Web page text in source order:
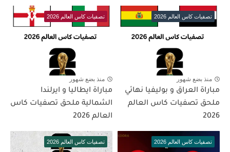
تصفيات كاس العالم 2026
منذ بضع شهور
مباراة العراق و بوليفيا نهائي
ملحق تصفيات كاس العالم
2026
تصفيات كاس العالم 2026
منذ بضع شهور
مباراة ايطاليا و ايرلندا
الشمالية ملحق تصفيات كاس
العالم 2026
تصفيات كاس العالم 2026 تصفيات كاس العالم 2026